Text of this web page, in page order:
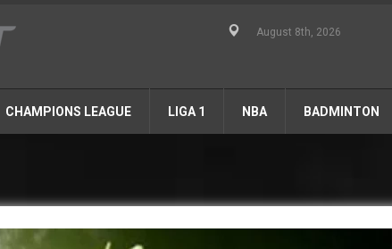
August 8th, 2026
CHAMPIONS LEAGUE LIGA 1 NBA BADMINTON